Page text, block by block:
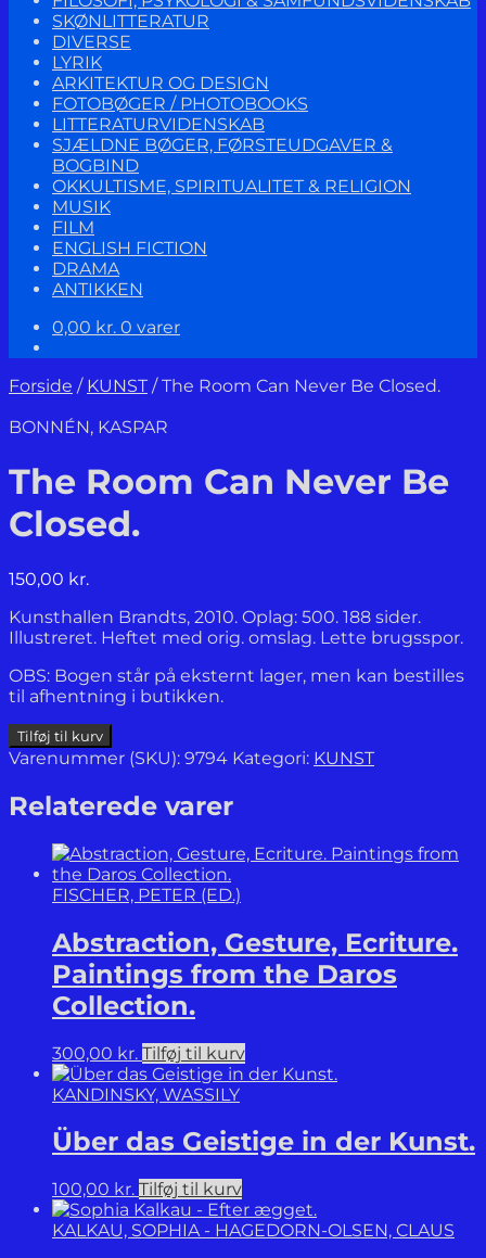
SKØNLITTERATUR
DIVERSE
LYRIK
ARKITEKTUR OG DESIGN
FOTOBØGER / PHOTOBOOKS
LITTERATURVIDENSKAB
SJÆLDNE BØGER, FØRSTEUDGAVER &
BOGBIND
OKKULTISME, SPIRITUALITET & RELIGION
MUSIK
FILM
ENGLISH FICTION
DRAMA
ANTIKKEN
0,00 kr. 0 varer
Forside / KUNST /The Room Can Never Be Closed.
BONNÉN, KASPAR
The Room Can Never Be
Closed.
150,00 kr.
Kunsthallen Brandts, 2010. Oplag: 500. 188 sider.
Illustreret. Heftet med orig. omslag. Lette brugsspor.
OBS: Bogen står på eksternt lager, men kan bestilles
til afhentning i butikken.
The
Room
Never
Be
Tilføj til kurv
Varenummer (SKU): 9794 Kategori: KUNST
Relaterede varer
FISCHER, PETER (ED.)
Abstraction, Gesture, Ecriture.
Paintings from the Daros
Collection.
300,00 kr. Tilføj til kurv
KANDINSKY, WASSILY
Über das Geistige in der Kunst.
100,00 kr. Tilføj til kurv
KALKAU, SOPHIA - HAGEDORN-OLSEN, CLAUS